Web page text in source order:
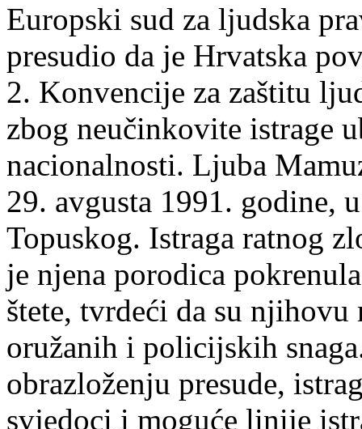
Europski sud za ljudska
presudio da je Hrvatska
2. Konvencije za zaštitu
zbog neučinkovite istrage
nacionalnosti. Ljuba
29. avgusta 1991. godine,
Topuskog. Istraga ratnog
je njena porodica
štete, tvrdeći da su
oružanih i policijskih
obrazloženju presude,
svjedoci i moguće linije